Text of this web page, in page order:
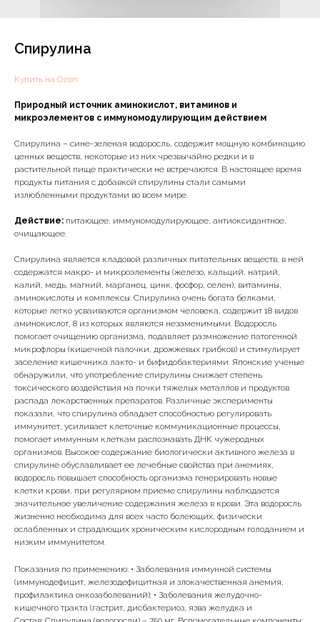
Спирулина
Купить на Ozon
Природный источник аминокислот, витаминов и
микроэлементов с иммуномодулирующим действием
Спирулина – сине-зеленая водоросль, содержит мощную комбинацию
ценных веществ, некоторые из них чрезвычайно редки и в
растительной пище практически не встречаются. В настоящее время
продукты питания с добавкой спирулины стали самыми
излюбленными продуктами во всем мире.
Действие: питающее, иммуномодулирующее, антиоксидантное,
очищающее.
Спирулина является кладовой различных питательных веществ, в ней
содержатся макро- и микроэлементы (железо, кальций, натрий,
калий, медь, магний, марганец, цинк, фосфор, селен), витамины,
аминокислоты и комплексы. Спирулина очень богата белками,
которые легко усваиваются организмом человека, содержит 18 видов
аминокислот, 8 из которых являются незаменимыми. Водоросль
помогает очищению организма, подавляет размножение патогенной
микрофлоры (кишечной палочки, дрожжевых грибков) и стимулирует
заселение кишечника лакто- и бифидобактериями. Японские ученые
обнаружили, что употребление спирулины снижает степень
токсического воздействия на почки тяжелых металлов и продуктов
распада лекарственных препаратов. Различные эксперименты
показали, что спирулина обладает способностью регулировать
иммунитет, усиливает клеточные коммуникационные процессы,
помогает иммунным клеткам распознавать ДНК чужеродных
организмов. Высокое содержание биологически активного железа в
спирулине обуславливает ее лечебные свойства при анемиях,
водоросль повышает способность организма генерировать новые
клетки крови, при регулярном приеме спирулины наблюдается
значительное увеличение содержания железа в крови. Эта водоросль
жизненно необходима для всех часто болеющих, физически
ослабленных и страдающих хроническим кислородным голоданием и
низким иммунитетом.
Показания по применению: • Заболевания иммунной системы
(иммунодефицит, железодефицитная и злокачественная анемия,
профилактика онкозаболеваний); • Заболевания желудочно-
кишечного тракта (гастрит, дисбактериоз, язва желудка и